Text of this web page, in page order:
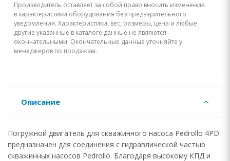
Производитель оставляет за собой право вносить изменения
в характеристики оборудования без предварительного
уведомления. Характеристики, вес, размеры, цена и любые
другие указанные в каталоге данные не являются
окончательными. Окончательные данные уточняйте у
менеджеров по продажам.
Описание
Погружной двигатель для скважинного насоса Pedrollo 4PD
предназначен для соединения с гидравлической частью
скважинных насосов Pedrollo. Благодаря высокому КПД и